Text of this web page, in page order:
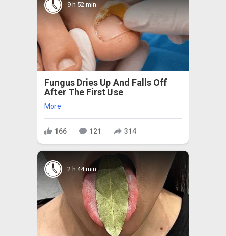
9 h 52 min
Fungus Dries Up And Falls Off
After The First Use
More
166 121 314
2 h 44 min